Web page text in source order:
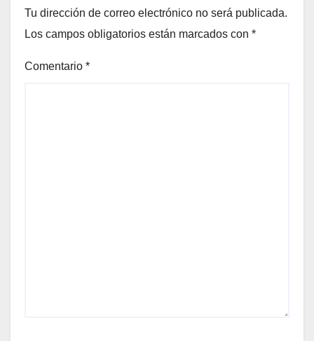
Tu dirección de correo electrónico no será publicada.
Los campos obligatorios están marcados con *
Comentario *